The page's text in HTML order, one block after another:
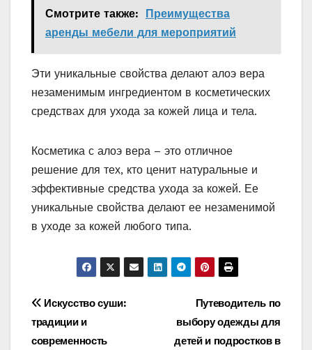
Смотрите также:
Преимущества
аренды мебели для мероприятий
Эти уникальные свойства делают алоэ вера
незаменимым ингредиентом в косметических
средствах для ухода за кожей лица и тела.
Косметика с алоэ вера – это отличное
решение для тех, кто ценит натуральные и
эффективные средства ухода за кожей. Ее
уникальные свойства делают ее незаменимой
в уходе за кожей любого типа.
Навигация
по
Путеводитель по
выбору одежды для
детей и подростков в
Искусство суши:
традиции и
современность